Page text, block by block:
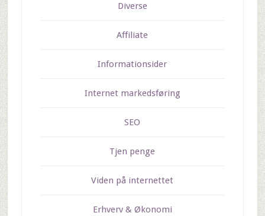
Diverse
Affiliate
Informationsider
Internet markedsføring
SEO
Tjen penge
Viden på internettet
Erhverv & Økonomi